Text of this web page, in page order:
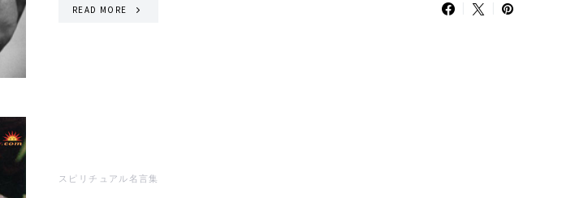
READ MORE
スピリチュアル名言集